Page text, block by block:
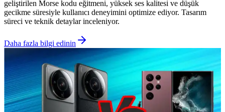
geliştirilen Morse kodu eğitmeni, yüksek ses kalitesi ve düşük
gecikme süresiyle kullanıcı deneyimini optimize ediyor. Tasarım
süreci ve teknik detaylar inceleniyor.
Daha fazla bilgi edinin